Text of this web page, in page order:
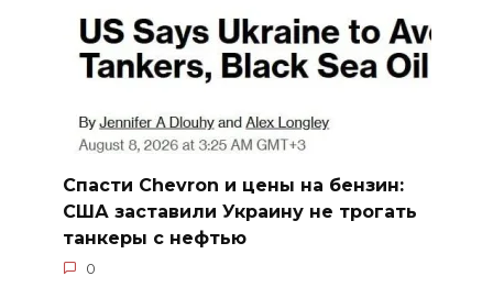
Спасти Chevron и цены на бензин:
США заставили Украину не трогать
танкеры с нефтью
0